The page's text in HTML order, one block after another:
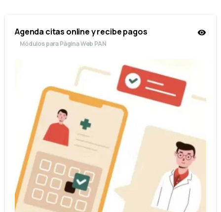
Agenda citas online y recibe pagos
Módulos para Página Web PAN